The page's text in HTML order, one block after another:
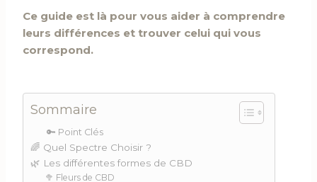
Ce guide est là pour vous aider à comprendre
leurs différences et trouver celui qui vous
correspond.
Sommaire
🔑 Point Clés
🌈 Quel Spectre Choisir ?
🌿 Les différentes formes de CBD
🥦 Fleurs de CBD